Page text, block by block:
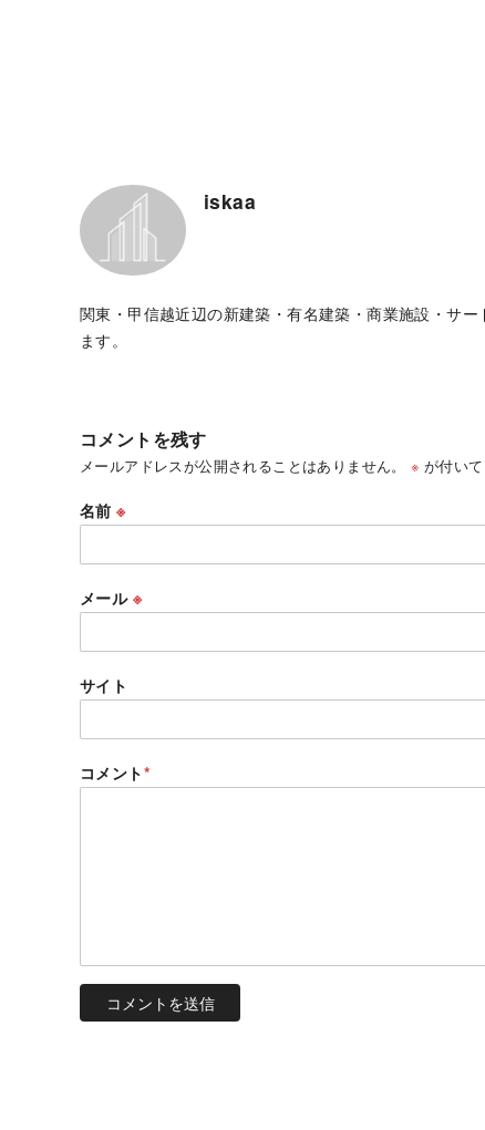
iskaa
関東・甲信越近辺の新建築・有名建築・商業施設・サ
ます。
コメントを残す
メールアドレスが公開されることはありません。 ※ が付い
名前※
メール ※
サイト
コメント*